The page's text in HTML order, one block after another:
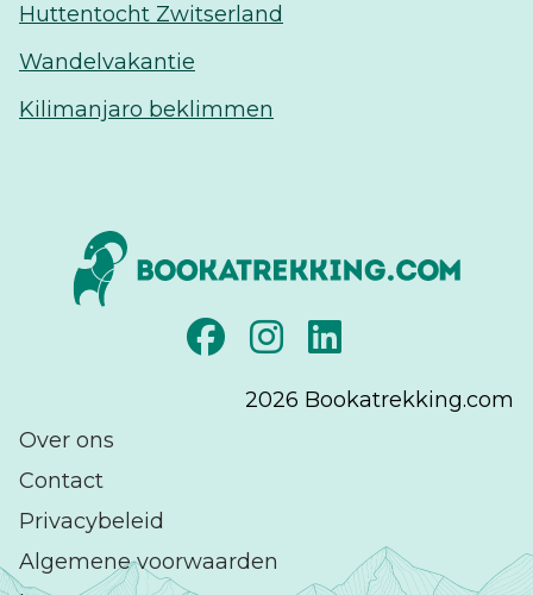
Huttentocht Zwitserland
Wandelvakantie
Kilimanjaro beklimmen
2026 Bookatrekking.com
Over ons
Contact
Privacybeleid
Algemene voorwaarden